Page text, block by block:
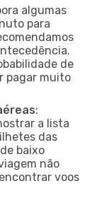
algumas
para
de
pagar muito
:
a lista
das
baixo
não
voos